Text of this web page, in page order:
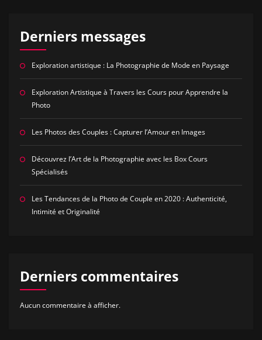
Derniers messages
Exploration artistique : La Photographie de Mode en Paysage
Exploration Artistique à Travers les Cours pour Apprendre la
Photo
Les Photos des Couples : Capturer l’Amour en Images
Découvrez l’Art de la Photographie avec les Box Cours
Spécialisés
Les Tendances de la Photo de Couple en 2020 : Authenticité,
Intimité et Originalité
Derniers commentaires
Aucun commentaire à afficher.